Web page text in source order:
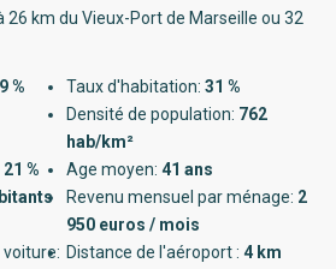
26 km du Vieux-Port de Marseille ou 32
% Taux d'habitation: 31 %
Densité de population: 762
hab/km²
21 % Age moyen: 41 ans
Revenu mensuel par ménage: 2
950 euros / mois
Distance de l'aéroport : 4 km